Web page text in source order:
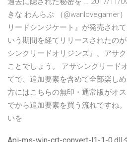
きな わんらぶ （@wanlovegamer
リードシンジケート』が発売され
いう期間を経てリリースされたの
シンクリードオリジンズ』。アサ
ことでしょう。 アサシンクリード
てで、追加要素を含めて全部楽し
方にはこちらの無印・通常版がオ
でから追加要素を買う流れですね
いを